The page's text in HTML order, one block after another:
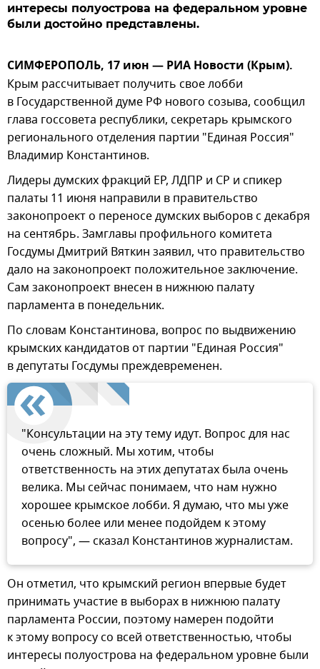
интересы полуострова на федеральном уровне
были достойно представлены.
СИМФЕРОПОЛЬ, 17 июн — РИА Новости (Крым).
Крым рассчитывает получить свое лобби
в Государственной думе РФ нового созыва, сообщил
глава госсовета республики, секретарь крымского
регионального отделения партии "Единая Россия"
Владимир Константинов.
Лидеры думских фракций ЕР, ЛДПР и СР и спикер
палаты 11 июня направили в правительство
законопроект о переносе думских выборов с декабря
на сентябрь. Замглавы профильного комитета
Госдумы Дмитрий Вяткин заявил, что правительство
дало на законопроект положительное заключение.
Сам законопроект внесен в нижнюю палату
парламента в понедельник.
По словам Константинова, вопрос по выдвижению
крымских кандидатов от партии "Единая Россия"
в депутаты Госдумы преждевременен.
"Консультации на эту тему идут. Вопрос для нас
очень сложный. Мы хотим, чтобы
ответственность на этих депутатах была очень
велика. Мы сейчас понимаем, что нам нужно
хорошее крымское лобби. Я думаю, что мы уже
осенью более или менее подойдем к этому
вопросу", — сказал Константинов журналистам.
Он отметил, что крымский регион впервые будет
принимать участие в выборах в нижнюю палату
парламента России, поэтому намерен подойти
к этому вопросу со всей ответственностью, чтобы
интересы полуострова на федеральном уровне были